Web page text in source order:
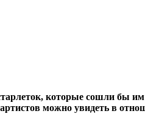
которые сошли бы им
можно увидеть в